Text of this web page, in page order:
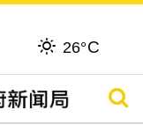
26°C
搜寻